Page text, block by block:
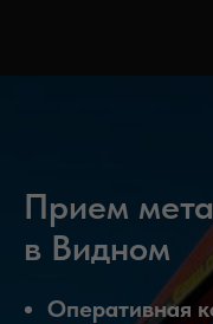
Прием
в Видном
Оперативная